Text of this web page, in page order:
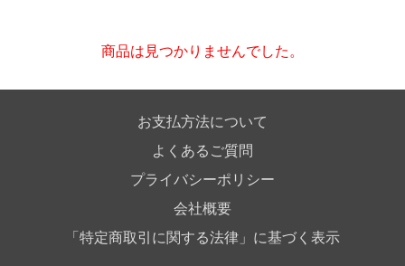
ｱｿﾞﾝｵﾝﾗｲﾝｼｮｯﾌﾟX
商品は見つかりませんでした。
お支払方法について
よくあるご質問
プライバシーポリシー
会社概要
「特定商取引に関する法律」に基づく表示